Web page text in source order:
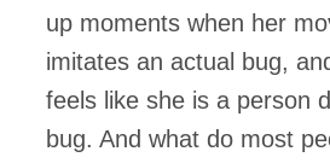
up moments when her
imitates an actual bug,
feels like she is a person
bug. And what do most